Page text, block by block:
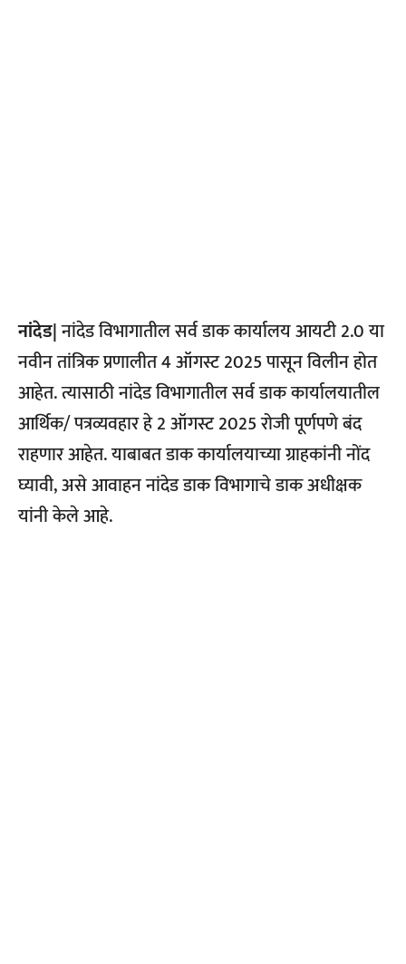
नांदेड|नांदेड विभागातील सर्व डाक कार्यालय आयटी 2.0 या
नवीन तांत्रिक प्रणालीत 4 ऑगस्ट 2025 पासून विलीन होत
आहेत. त्यासाठी नांदेड विभागातील सर्व डाक कार्यालयातील
आर्थिक/ पत्रव्यवहार हे 2 ऑगस्ट 2025 रोजी पूर्णपणे बंद
राहणार आहेत. याबाबत डाक कार्यालयाच्या ग्राहकांनी नोंद
घ्यावी, असे आवाहन नांदेड डाक विभागाचे डाक अधीक्षक
यांनी केले आहे.